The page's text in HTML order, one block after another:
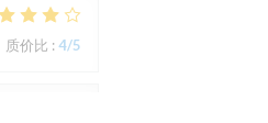
质价比 : 4/5